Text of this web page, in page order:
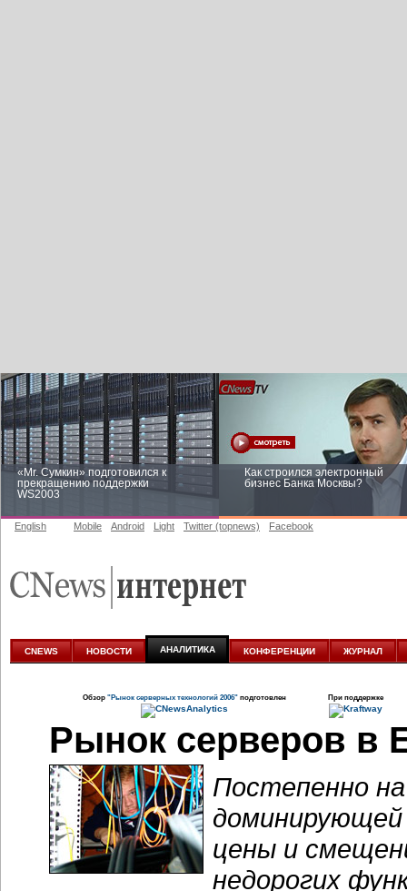
«Mr. Сумкин» подготовился к
прекращению поддержки
WS2003
Как строился электронный
бизнес Банка Москвы?
аналитике
English Mobile Android Light Twitter (topnews) Facebook
CNEWS НОВОСТИ АНАЛИТИКА КОНФЕРЕНЦИИ ЖУРНАЛ
Обзор "Рынок серверных технологий 2006"подготовлен При поддержке
Рынок серверов в
Постепенно
цены и
недорогих